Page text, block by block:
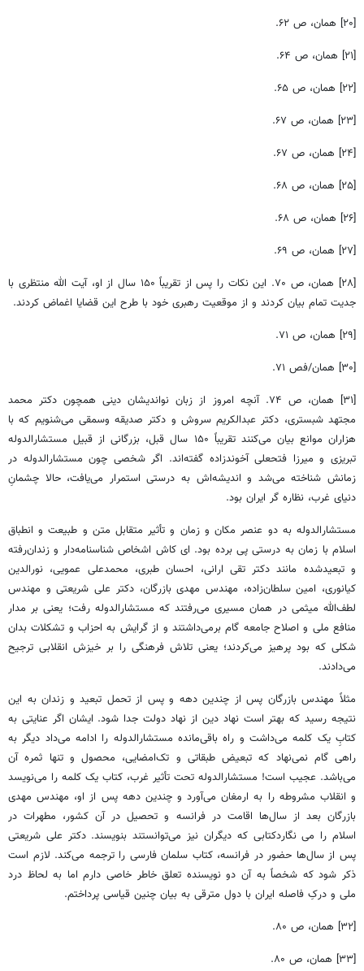
[۲۰] همان، ص ۶۲.
[۲۱] همان، ص ۶۴.
[۲۲] همان، ص ۶۵.
[۲۳] همان، ص ۶۷.
[۲۴] همان، ص ۶۷.
[۲۵] همان، ص ۶۸.
[۲۶] همان، ص ۶۸.
[۲۷] همان، ص ۶۹.
[۲۸] همان، ص ۷۰. این نکات را پس از تقریباً ۱۵۰ سال از او، آیت الله منتظری با
جدیت تمام بیان کردند و از موقعیت رهبری خود با طرح این قضایا اغماض کردند.
[۲۹] همان، ص ۷۱.
[۳۰] همان/فص ۷۱.
[۳۱] همان، ص ۷۴. آنچه امروز از زبان نواندیشان دینی همچون دکتر محمد
مجتهد شبستری، دکتر عبدالکریم سروش و دکتر صدیقه وسمقی می‌شنویم که با
هزاران موانع بیان می‌کنند تقریباً ۱۵۰ سال قبل، بزرگانی از قبیل مستشارالدوله
تبریزی و میرزا فتحعلی آخوندزاده گفته‌اند. اگر شخصی چون مستشارالدوله در
زمانش شناخته می‌شد و اندیشه‌اش به درستی استمرار می‌یافت، حالا چشمانِ
دنیای غرب، نظاره گر ایران بود.
مستشارالدوله به دو عنصر مکان و زمان و تأثیر متقابل متن و طبیعت و انطباق
اسلام با زمان به درستی پی برده بود. ای کاش اشخاص شناسنامه‌دار و زندان‌رفته
و تبعیدشده مانند دکتر تقی ارانی، احسان طبری، محمدعلی عمویی، نورالدین
کیانوری، امین سلطان‌زاده، مهندس مهدی بازرگان، دکتر علی شریعتی و مهندس
لطف‌الله میثمی در همان مسیری می‌رفتند که مستشارالدوله رفت؛ یعنی بر مدار
منافع ملی و اصلاح جامعه گام برمی‌داشتند و از گرایش به احزاب و تشکلات بدان
شکلی که بود پرهیز می‌کردند؛ یعنی تلاش فرهنگی را بر خیزش انقلابی ترجیح
می‌دادند.
مثلاً مهندس بازرگان پس از چندین دهه و پس از تحمل تبعید و زندان به این
نتیجه رسید که بهتر است نهاد دین از نهاد دولت جدا شود. ایشان اگر عنایتی به
کتابِ یک کلمه می‌داشت و راه باقی‌مانده مستشارالدوله را ادامه می‌داد دیگر به
راهی گام نمی‌نهاد که تبعیض طبقاتی و تک‌امضایی، محصول و تنها ثمره آن
می‌باشد. عجیب است! مستشارالدوله تحت تأثیر غرب، کتاب یک کلمه را می‌نویسد
و انقلاب مشروطه را به ارمغان می‌آورد و چندین دهه پس از او، مهندس مهدی
بازرگان بعد از سال‌ها اقامت در فرانسه و تحصیل در آن کشور، مطهرات در
اسلام را می نگاردکتابی که دیگران نیز می‌توانستند بنویسند. دکتر علی شریعتی
پس از سال‌ها حضور در فرانسه، کتاب سلمان فارسی را ترجمه می‌کند. لازم است
ذکر شود که شخصاً به آن دو نویسنده تعلق خاطر خاصی دارم اما به لحاظ درد
ملی و درکِ فاصله ایران با دول مترقی به بیان چنین قیاسی پرداختم.
[۳۲] همان، ص ۸۰.
[۳۳] همان، ص ۸۰.